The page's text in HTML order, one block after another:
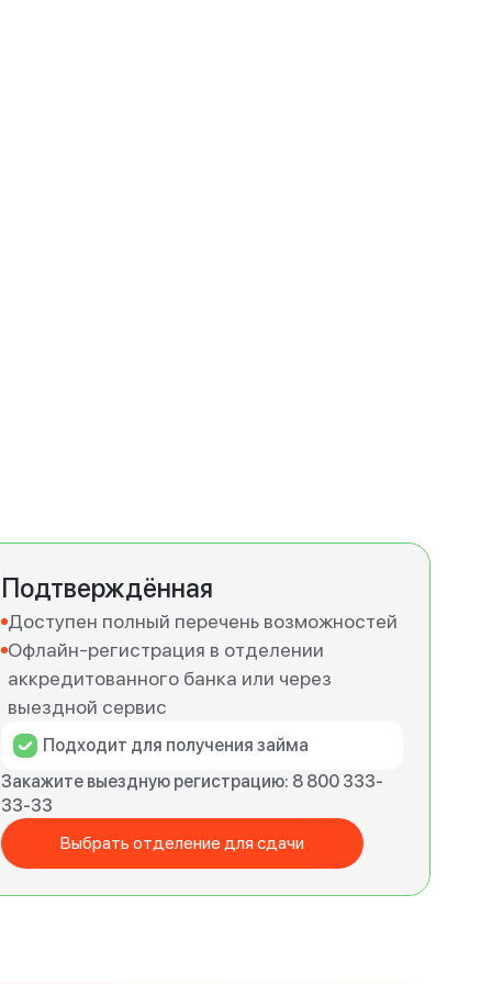
Подтверждённая
Доступен полный перечень возможностей
Офлайн-регистрация в отделении
аккредитованного банка или через
выездной сервис
Подходит для получения займа
Закажите выездную регистрацию: 8 800 333-
33-33
Выбрать отделение для сдачи